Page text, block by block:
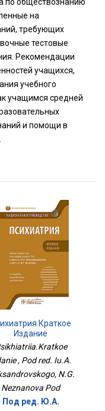
на
требующих
тестовые
Рекомендации
учащихся,
учебного
учащимся средней
и помощи в
Издание
, Pod red. Iu.A.
N.G.
Neznanova Pod
Под ред. Ю.А.